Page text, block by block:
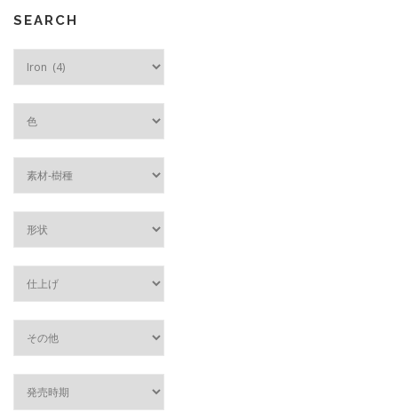
SEARCH